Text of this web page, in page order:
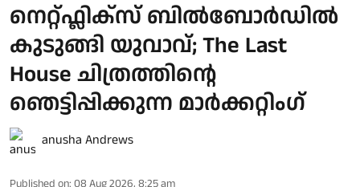
നെറ്റ്ഫ്ലിക്സ് ബിൽബോർഡിൽ
കുടുങ്ങി യുവാവ്; The Last
House ചിത്രത്തിന്റെ
ഞെട്ടിപ്പിക്കുന്ന മാർക്കറ്റിം​ഗ്
anusha Andrews